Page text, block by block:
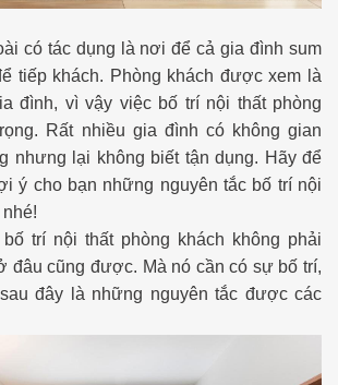
có tác dụng là nơi để cả gia đình sum
tiếp khách. Phòng khách được xem là
đình, vì vậy việc bố trí nội thất phòng
Rất nhiều gia đình có không gian
nhưng lại không biết tận dụng. Hãy để
ý cho bạn những nguyên tắc bố trí nội
trí nội thất phòng khách không phải
đâu cũng được. Mà nó cần có sự bố trí,
đây là những nguyên tắc được các